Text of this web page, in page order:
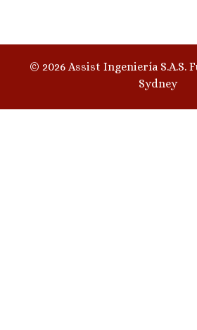
© 2026 Assist Ingeniería S.A.S.
Sydney